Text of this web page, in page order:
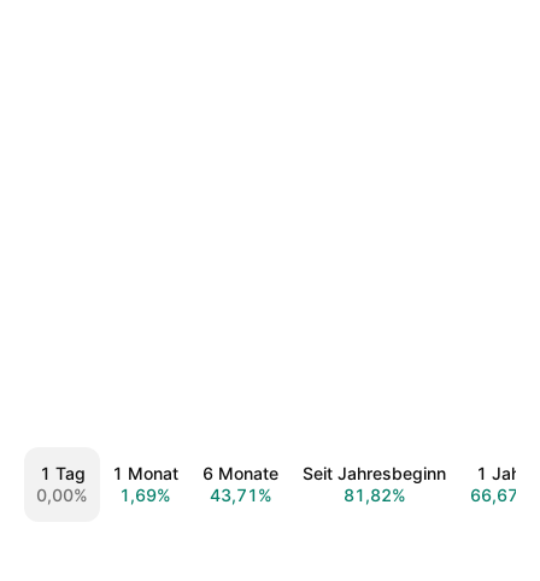
1 Tag
0,00%
1 Monat
1,69%
6 Monate
43,71%
Seit Jahresbeginn
81,82%
1 Jahr
66,67%